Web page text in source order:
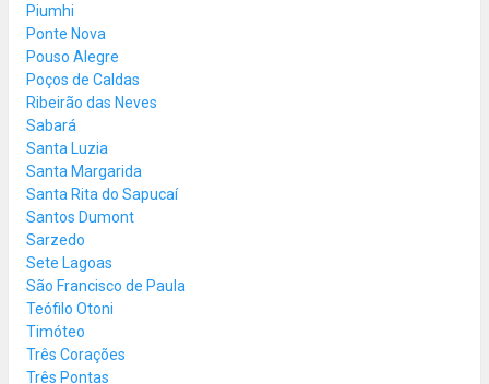
Piumhi
Ponte Nova
Pouso Alegre
Poços de Caldas
Ribeirão das Neves
Sabará
Santa Luzia
Santa Margarida
Santa Rita do Sapucaí
Santos Dumont
Sarzedo
Sete Lagoas
São Francisco de Paula
Teófilo Otoni
Timóteo
Três Corações
Três Pontas